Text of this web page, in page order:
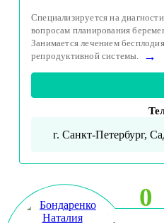
Специализируется на
вопросам планирования
Занимается лечением
репродуктивной системы.
→
г. Санкт-Петербург,
0